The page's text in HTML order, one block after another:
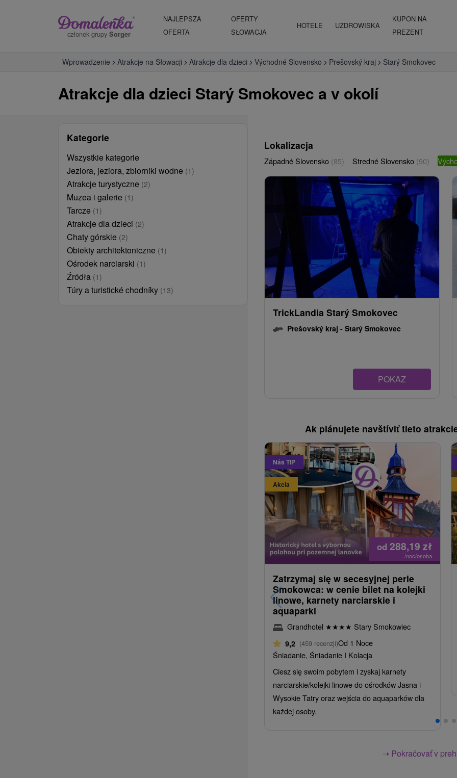
członek grupy Sorger
NAJLEPSZA
OFERTA
OFERTY
SŁOWACJA
HOTELE UZDROWISKA
KUPON NA
PREZENT
Wprowadzenie Atrakcje na Słowacji Atrakcje dla dzieci Východné Slovensko Prešovský kraj Starý Smokovec
Atrakcje dla dzieci Starý Smokovec a v okolí
Kategorie
Wszystkie kategorie
Jeziora, jeziora, zbiorniki wodne (1)
Atrakcje turystyczne (2)
Muzea i galerie (1)
Tarcze (1)
Atrakcje dla dzieci (2)
Chaty górskie (2)
Obiekty architektoniczne (1)
Ośrodek narciarski (1)
Źródła (1)
Túry a turistické chodníky (13)
Lokalizacja
Západné Slovensko (85) Stredné Slovensko (90)
TrickLandia Starý Smokovec
Prešovský kraj - Starý Smokovec
POKAZ
Ak plánujete navštíviť tieto
Náš TIP
Akcia
od 288,19 zł
/noc/osoba
Zatrzymaj się w secesyjnej perle
Smokowca: w cenie bilet na kolejki
linowe, karnety narciarskie i
aquaparki
Grandhotel ★★★★ Stary Smokowiec
9,2 (459 recenzji)Od 1 Noce
Śniadanie, Śniadanie I Kolacja
Ciesz się swoim pobytem i zyskaj karnety
narciarskie/kolejki linowe do ośrodków Jasna i
Wysokie Tatry oraz wejścia do aquaparków dla
każdej osoby.
➝ Pokračovať v